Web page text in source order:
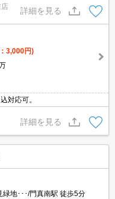
店
詳細を見る
3,000円)
対応可。
詳細を見る
地･･･/門真南駅 徒歩5分